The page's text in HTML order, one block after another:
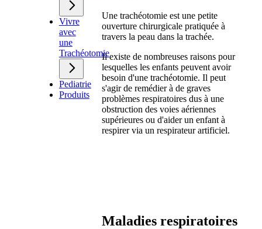
Vivre
avec
une
Trachéotomie
Pediatrie
Produits
Une trachéotomie est une petite
ouverture chirurgicale pratiquée à
travers la peau dans la trachée.
Il existe de nombreuses raisons pour
lesquelles les enfants peuvent avoir
besoin d'une trachéotomie. Il peut
s'agir de remédier à de graves
problèmes respiratoires dus à une
obstruction des voies aériennes
supérieures ou d'aider un enfant à
respirer via un respirateur artificiel.
Maladies respiratoires